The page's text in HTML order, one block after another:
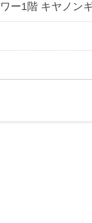
ー1階 キヤノン